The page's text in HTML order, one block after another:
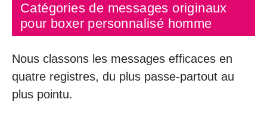
Catégories de messages originaux
pour boxer personnalisé homme
Nous classons les messages efficaces en
quatre registres, du plus passe-partout au
plus pointu.